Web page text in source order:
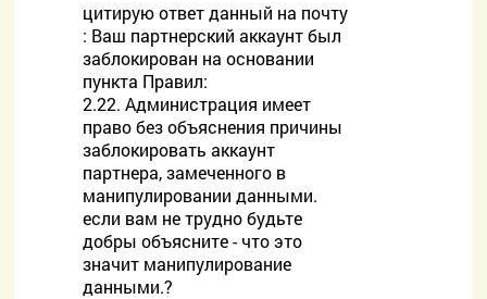
цитирую ответ данный на почту
: Ваш партнерский аккаунт был
заблокирован на основании
пункта Правил:
2.22. Администрация имеет
право без объяснения причины
заблокировать аккаунт
партнера, замеченного в
манипулировании данными.
если вам не трудно будьте
добры объясните - что это
значит манипулирование
данными.?